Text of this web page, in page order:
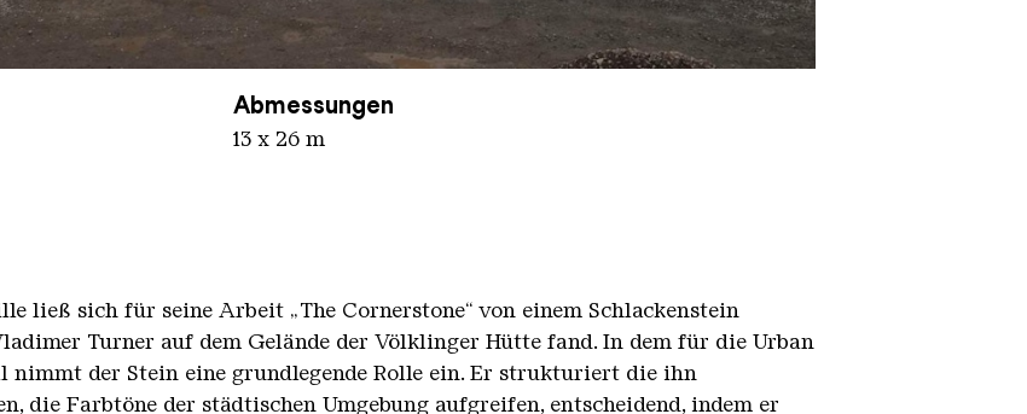
Abmessungen
13 x 26 m
ließ sich für seine Arbeit „The Cornerstone“ von einem Schlackenstein
Turner auf dem Gelände der Völklinger Hütte fand. In dem für die Urban
nimmt der Stein eine grundlegende Rolle ein. Er strukturiert die ihn
die Farbtöne der städtischen Umgebung aufgreifen, entscheidend, indem er